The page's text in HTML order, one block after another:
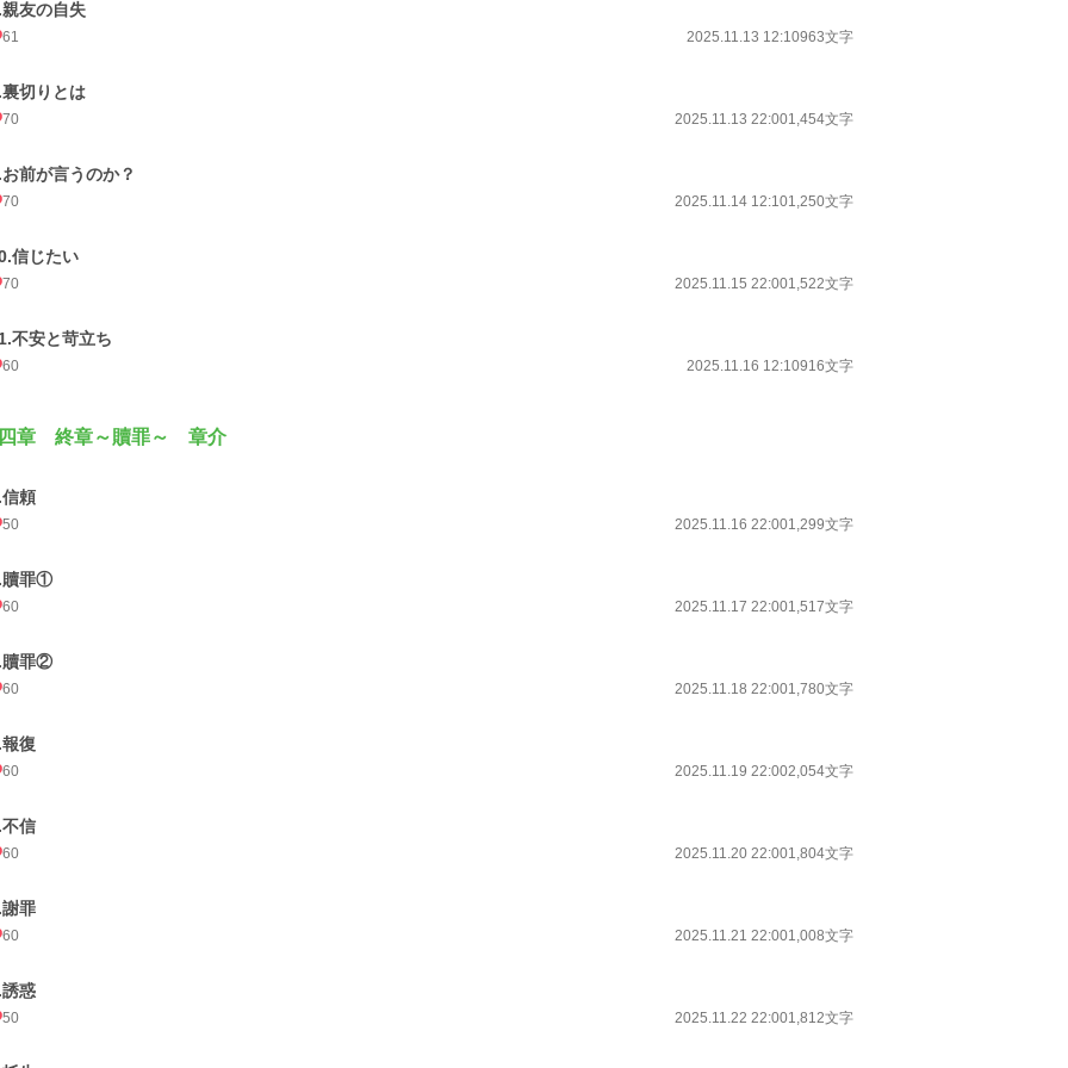
友の自失
61 2025.11.13 12:10963文字
切りとは
70 2025.11.13 22:001,454文字
前が言うのか？
70 2025.11.14 12:101,250文字
信じたい
70 2025.11.15 22:001,522文字
不安と苛立ち
60 2025.11.16 12:10916文字
章 終章～贖罪～ 章介
頼
50 2025.11.16 22:001,299文字
贖罪①
60 2025.11.17 22:001,517文字
贖罪②
60 2025.11.18 22:001,780文字
復
60 2025.11.19 22:002,054文字
信
60 2025.11.20 22:001,804文字
罪
60 2025.11.21 22:001,008文字
惑
50 2025.11.22 22:001,812文字